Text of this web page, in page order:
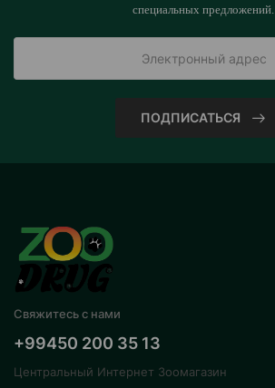
специальных предложений.
ПОДПИСАТЬСЯ
Свяжитесь с нами
+99450 200 35 13
Центральный Интернет Зоомагазин